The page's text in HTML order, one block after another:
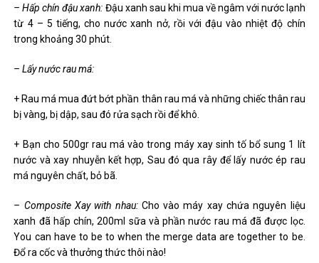
– Hấp chín đậu xanh: Đậu xanh sau khi mua về ngâm với nước lạnh
từ 4 – 5 tiếng, cho nước xanh nở, rồi với đậu vào nhiệt độ chín
trong khoảng 30 phút.
– Lấy nước rau má:
+ Rau má mua đứt bớt phần thân rau má và những chiếc thân rau
bị vàng, bị dập, sau đó rửa sạch rồi để khô.
+ Bạn cho 500gr rau má vào trong máy xay sinh tố bổ sung 1 lít
nước và xay nhuyễn kết hợp, Sau đó qua rây để lấy nước ép rau
má nguyên chất, bỏ bã.
– Composite Xay with nhau:Cho vào máy xay chứa nguyên liệu
xanh đã hấp chín, 200ml sữa và phần nước rau má đã được lọc.
You can have to be to when the merge data are together to be.
Đổ ra cốc và thưởng thức thôi nào!